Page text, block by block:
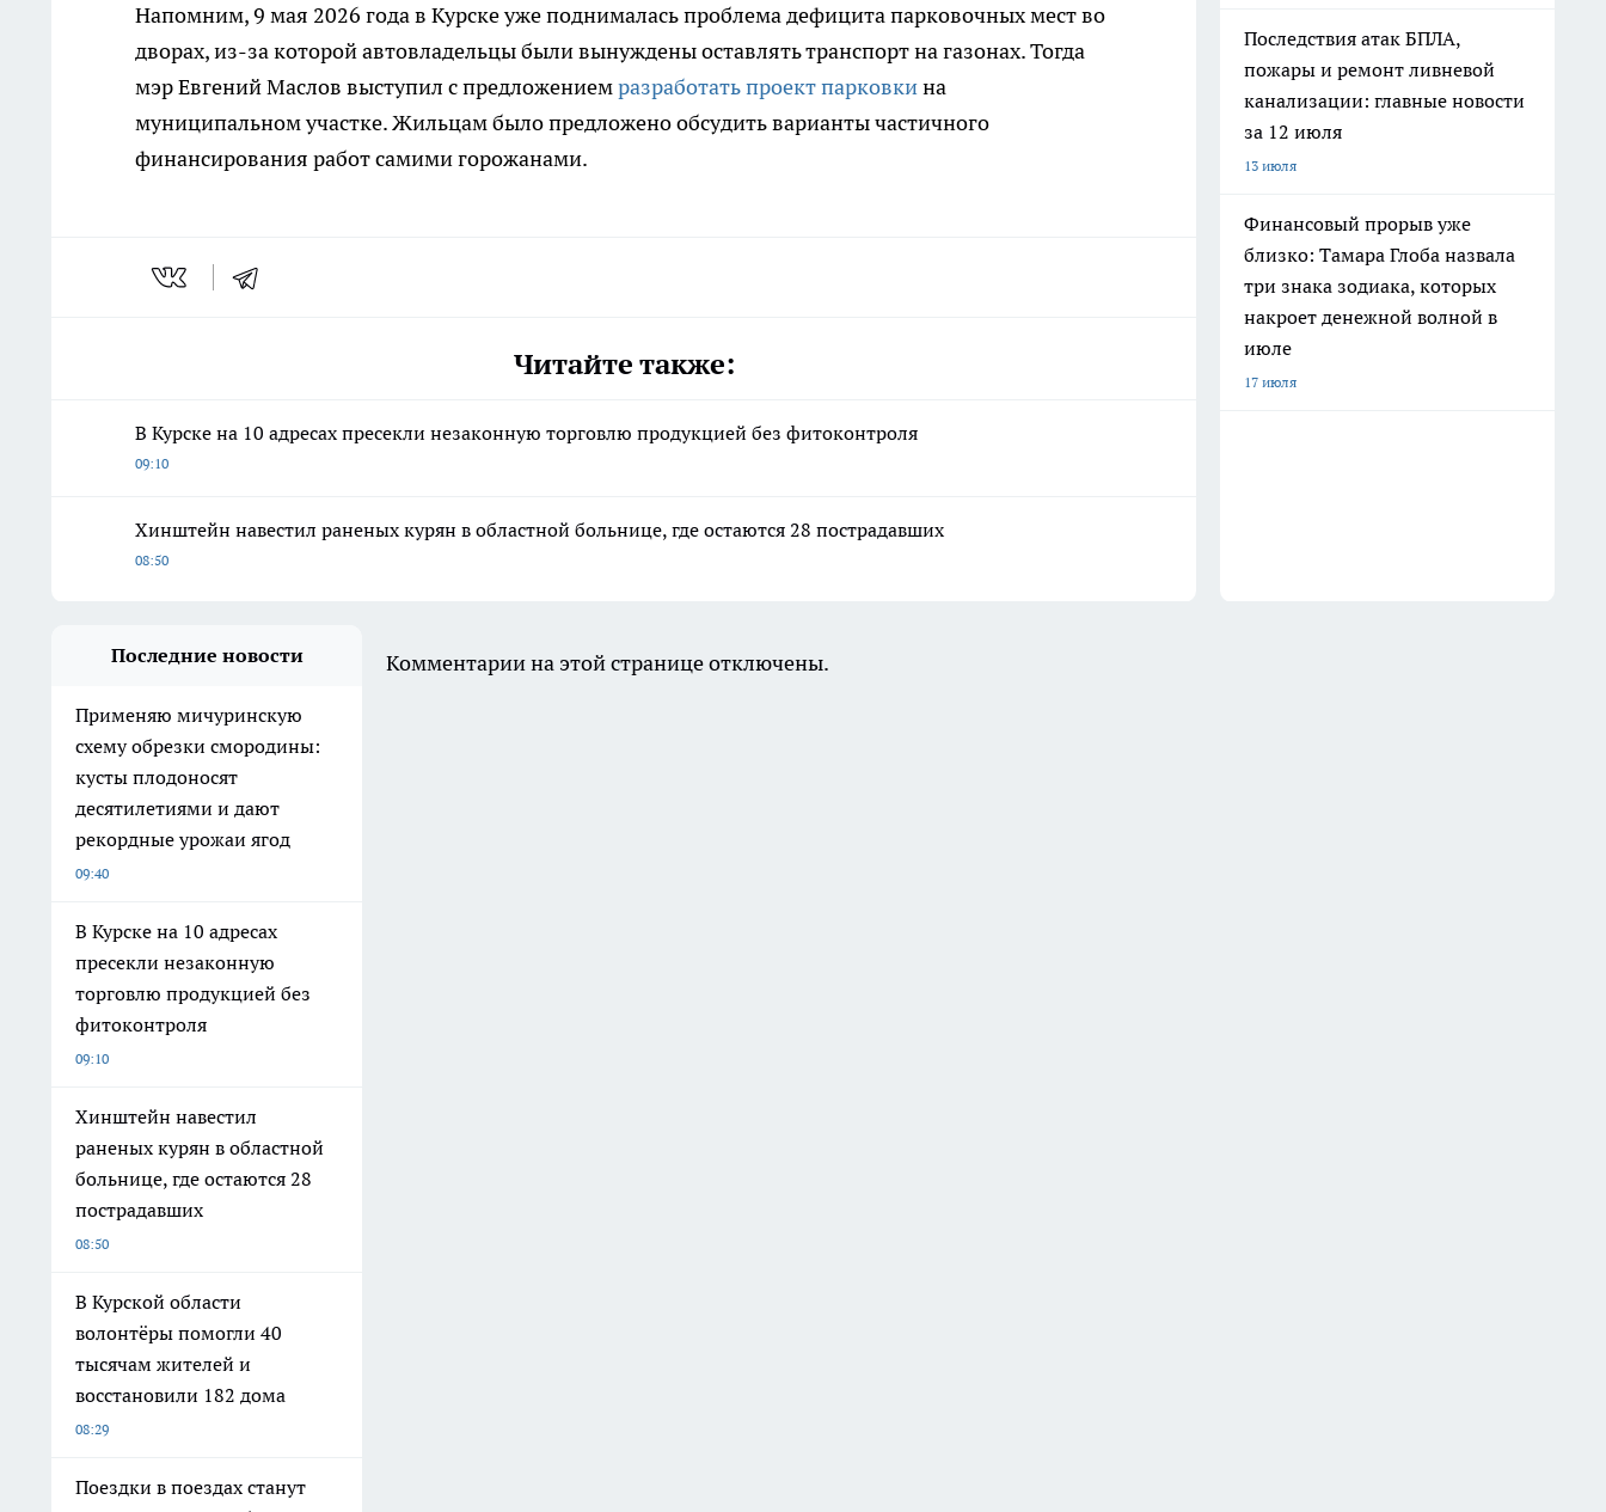
Напомним, 9 мая 2026 года в Курске уже поднималась проблема дефицита парковочных мест во
дворах, из-за которой автовладельцы были вынуждены оставлять транспорт на газонах. Тогда
мэр Евгений Маслов выступил с предложениемразработать проект парковкина
муниципальном участке. Жильцам было предложено обсудить варианты частичного
финансирования работ самими горожанами.
Читайте также:
В Курске на 10 адресах пресекли незаконную торговлю продукцией без фитоконтроля
09:10
Хинштейн навестил раненых курян в областной больнице, где остаются 28 пострадавших
08:50
Последствия атак БПЛА,
пожары и ремонт ливневой
канализации: главные новости
за 12 июля
13 июля
Финансовый прорыв уже
близко: Тамара Глоба назвала
три знака зодиака, которых
накроет денежной волной в
июле
17 июля
Последние новости
Применяю мичуринскую
схему обрезки смородины:
кусты плодоносят
десятилетиями и дают
рекордные урожаи ягод
09:40
В Курске на 10 адресах
пресекли незаконную
торговлю продукцией без
фитоконтроля
09:10
Хинштейн навестил
раненых курян в областной
больнице, где остаются 28
пострадавших
08:50
В Курской области
волонтёры помогли 40
тысячам жителей и
восстановили 182 дома
08:29
Поездки в поездах станут
Комментарии на этой странице отключены.